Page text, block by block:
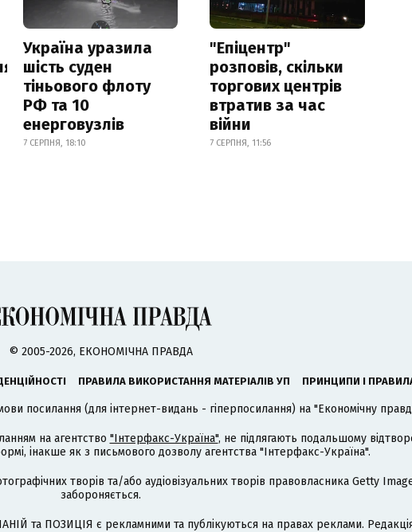
Україна уразила
шість суден
тіньового флоту
РФ та 10
енерговузлів
7 СЕРПНЯ, 18:10
"Епіцентр"
розповів, скільки
торгових центрів
втратив за час
війни
7 СЕРПНЯ, 11:56
© 2005-2026, ЕКОНОМІЧНА ПРАВДА
ПРАВИЛА ВИКОРИСТАННЯ МАТЕРІАЛІВ УП ПРИНЦИПИ І
посилання (для інтернет-видань - гіперпосилання) на "Економічну
на агентство "Інтерфакс-Україна", не підлягають подальшому
інакше як з письмового дозволу агентства "Інтерфакс-Україна".
творів та/або аудіовізуальних творів правовласника Getty
забороняється.
та ПОЗИЦІЯ є рекламними та публікуються на правах реклами.